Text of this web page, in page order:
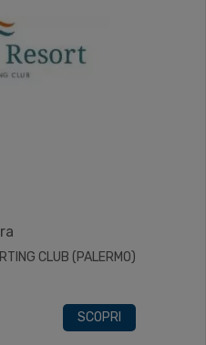
CLUB (PALERMO)
SCOPRI